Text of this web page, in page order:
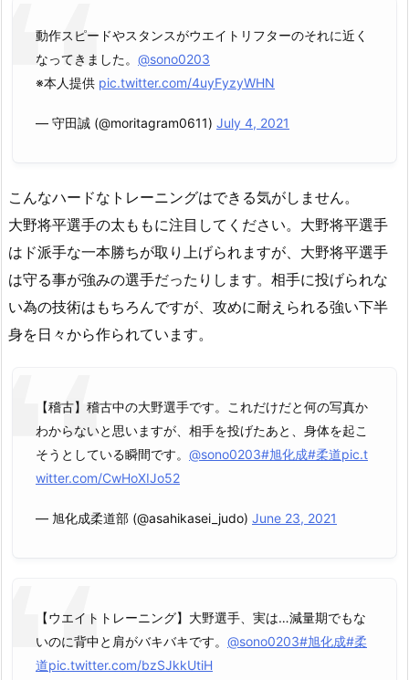
動作スピードやスタンスがウエイトリフターのそれに近く
なってきました。 @sono0203
※本人提供 pic.twitter.com/4uyFyzyWHN
— 守田誠 (@moritagram0611) July 4, 2021
こんなハードなトレーニングはできる気がしません。
大野将平選手の太ももに注目してください。大野将平選手
はド派手な一本勝ちが取り上げられますが、大野将平選手
は守る事が強みの選手だったりします。相手に投げられな
い為の技術はもちろんですが、攻めに耐えられる強い下半
身を日々から作られています。
【稽古】稽古中の大野選手です。これだけだと何の写真か
わからないと思いますが、相手を投げたあと、身体を起こ
そうとしている瞬間です。 @sono0203#旭化成#柔道pic.t
witter.com/CwHoXIJo52
— 旭化成柔道部 (@asahikasei_judo) June 23, 2021
【ウエイトトレーニング】大野選手、実は…減量期でもな
いのに背中と肩がバキバキです。 @sono0203#旭化成#柔
道pic.twitter.com/bzSJkkUtiH